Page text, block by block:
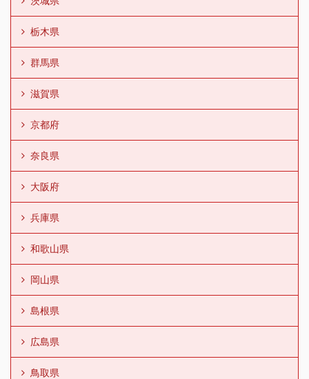
栃木県
群馬県
滋賀県
京都府
奈良県
大阪府
兵庫県
和歌山県
岡山県
島根県
広島県
鳥取県